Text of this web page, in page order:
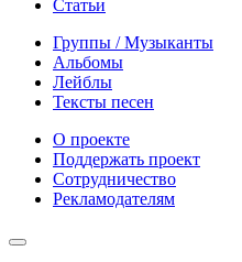
Статьи
Группы / Музыканты
Альбомы
Лейблы
Тексты песен
О проекте
Поддержать проект
Сотрудничество
Рекламодателям